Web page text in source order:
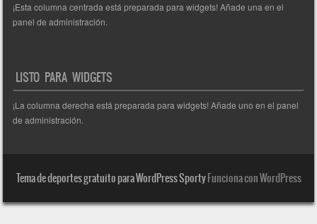
¡Esta columna centrada está preparada para widgets! Añade una en el
panel de administración.
LISTO PARA WIDGETS
¡La columna derecha está preparada para widgets! Añade uno en el panel
de administración.
Tema de deportes gratuito para WordPress SportyFunciona con WordPress